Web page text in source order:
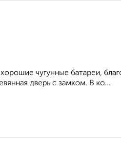
чугунные батареи,
дверь с замком. В ко...